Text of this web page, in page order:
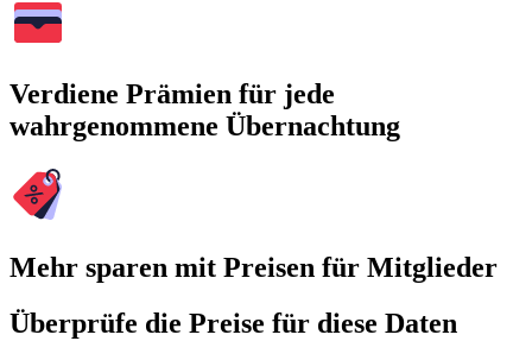
Verdiene Prämien für jede
wahrgenommene Übernachtung
Mehr sparen mit Preisen für Mitglieder
Überprüfe die Preise für diese Daten